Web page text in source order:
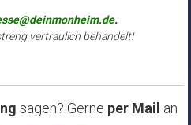
.
vertraulich behandelt!
sagen? Gerne per Mail an